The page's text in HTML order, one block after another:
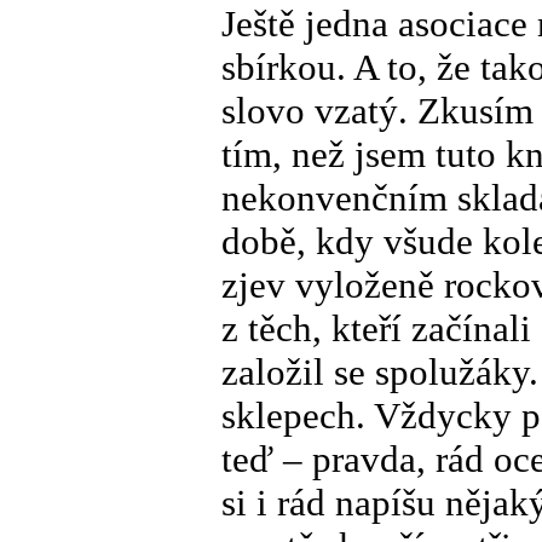
Ještě jedna
sbírkou. A to, že
slovo vzatý.
tím, než jsem tuto
nekonvenčním
době, kdy všude
zjev vyloženě
z těch, kteří začínali
založil se
sklepech. Vždycky
teď – pravda, rád
si i rád napíšu